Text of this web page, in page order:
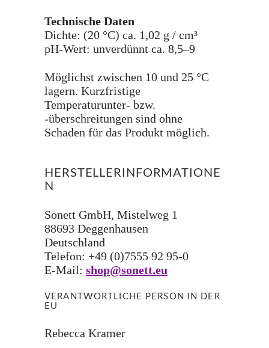
Technische Daten
Dichte: (20 °C) ca. 1,02 g / cm³
pH-Wert: unverdünnt ca. 8,5–9
Möglichst zwischen 10 und 25 °C
lagern. Kurzfristige
Temperaturunter- bzw.
-überschreitungen sind ohne
Schaden für das Produkt möglich.
HERSTELLERINFORMATIONE
N
Sonett GmbH, Mistelweg 1
88693 Deggenhausen
Deutschland
Telefon: +49 (0)7555 92 95-0
E-Mail: shop@sonett.eu
VERANTWORTLICHE PERSON IN DER
EU
Rebecca Kramer